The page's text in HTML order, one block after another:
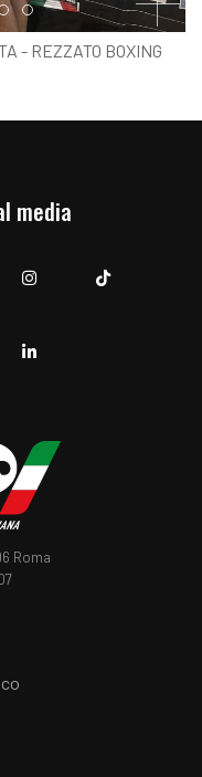
4
Item 5Item 6
- REZZATO BOXING
media
Roma